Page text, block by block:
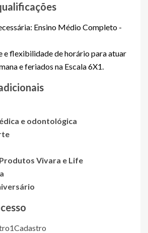
Ensino Médio Completo -
e flexibilidade de horário para atuar
e feriados na Escala 6X1.
e odontológica
Vivara e Life
1Cadastro